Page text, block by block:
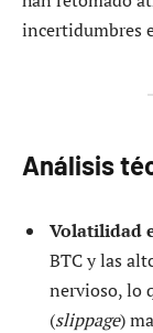
incertidumbres
Análisis
Volatilidad
BTC y las
nervioso, lo
(slippage)